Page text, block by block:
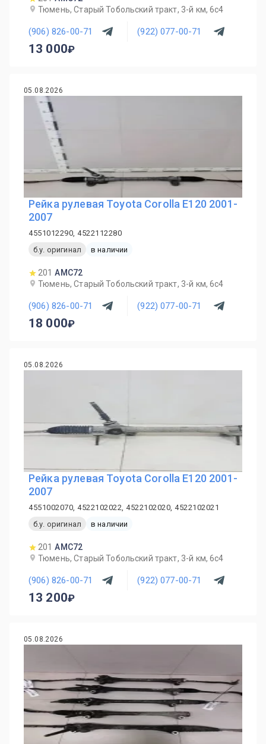
Тюмень, Старый Тобольский тракт, 3-й км, 6с4
(906) 826-00-71 (922) 077-00-71
13 000
05.08.2026
Рейка рулевая Toyota Corolla E120 2001-
2007
4551012290, 4522112280
б.у. оригинал
в наличии
201 AMC72
Тюмень, Старый Тобольский тракт, 3-й км, 6с4
(906) 826-00-71 (922) 077-00-71
18 000
05.08.2026
Рейка рулевая Toyota Corolla E120 2001-
2007
4551002070, 4522102022, 4522102020, 4522102021
б.у. оригинал
в наличии
201 AMC72
Тюмень, Старый Тобольский тракт, 3-й км, 6с4
(906) 826-00-71 (922) 077-00-71
13 200
05.08.2026